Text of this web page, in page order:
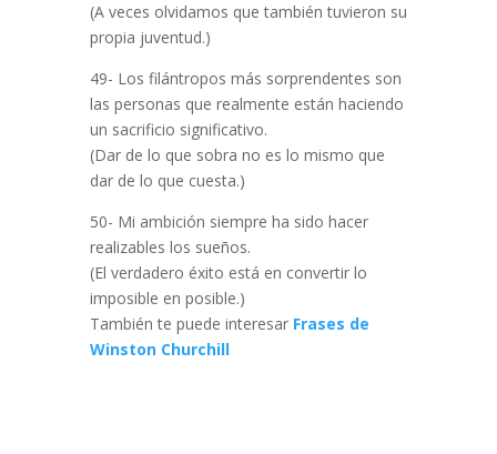
(A veces olvidamos que también tuvieron su
propia juventud.)
49- Los filántropos más sorprendentes son
las personas que realmente están haciendo
un sacrificio significativo.
(Dar de lo que sobra no es lo mismo que
dar de lo que cuesta.)
50- Mi ambición siempre ha sido hacer
realizables los sueños.
(El verdadero éxito está en convertir lo
imposible en posible.)
También te puede interesar Frases de
Winston Churchill